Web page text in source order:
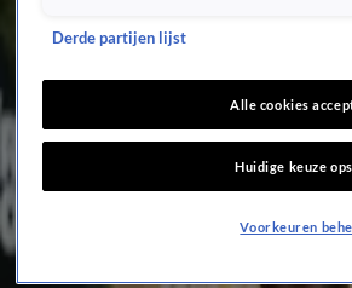
7 mei 2025, 22:53
7 mei 2025, 17:35
Harde kritiek aan het adres van Cornald Maas
Songfestivaldirecteur reageert op kritiek oud-deelnemers
6 mei 2025, 18:10
Dit deed Claude de nacht voor vertrek naar Basel: 'Het is
Derde partijen lijst
Alle cookies
Huidige keuze
Voorkeuren